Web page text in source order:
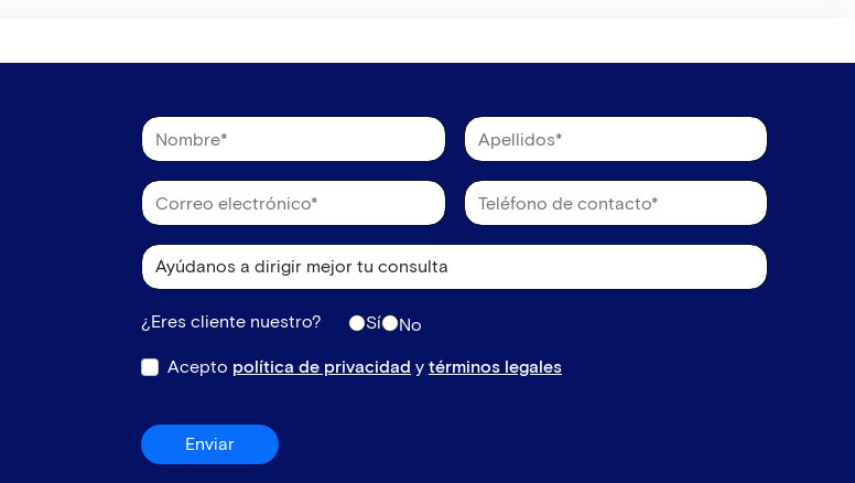
¿Eres cliente nuestro? Sí
No
Acepto política de privacidad y términos legales
Enviar